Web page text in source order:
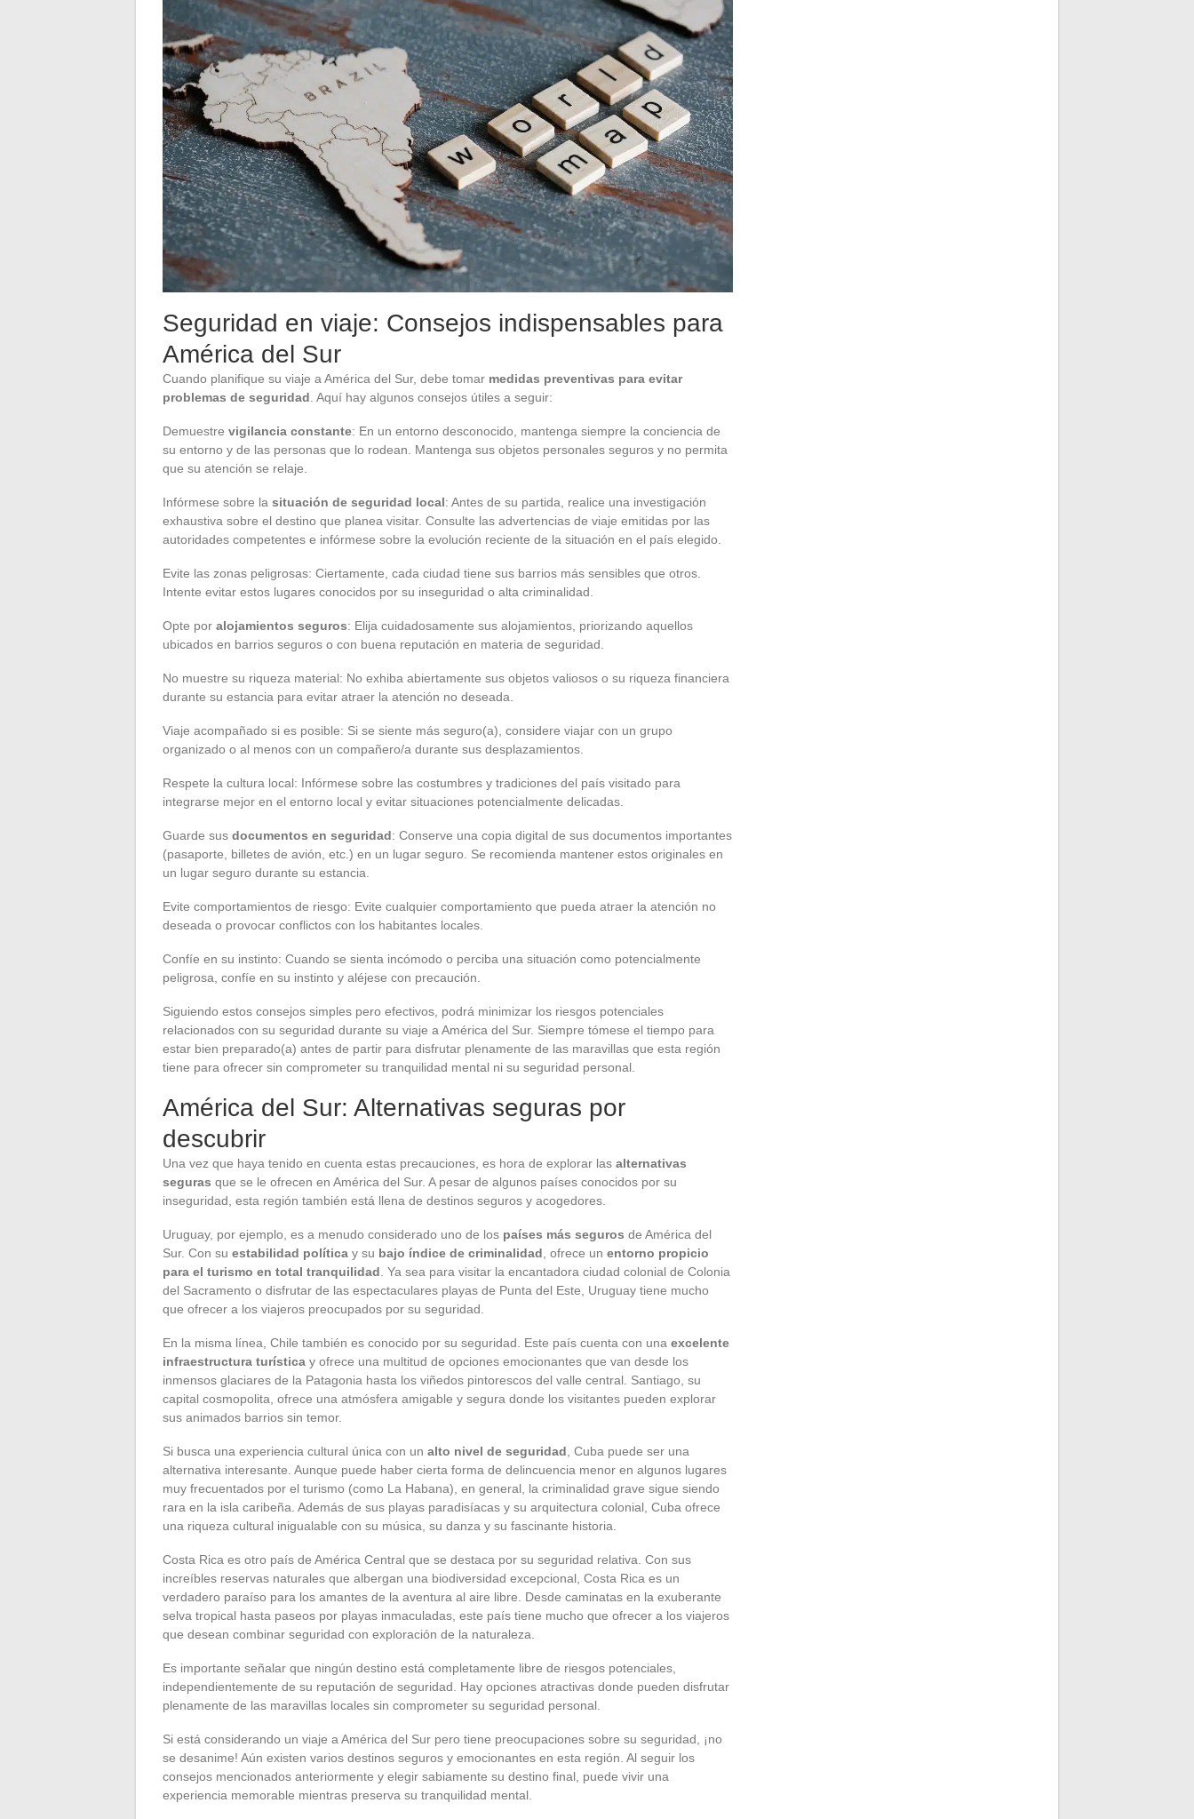
Seguridad en viaje: Consejos indispensables para
América del Sur
Cuando planifique su viaje a América del Sur, debe tomar medidas preventivas para evitar
problemas de seguridad . Aquí hay algunos consejos útiles a seguir:
Demuestre vigilancia constante: En un entorno desconocido, mantenga siempre la conciencia de
su entorno y de las personas que lo rodean. Mantenga sus objetos personales seguros y no permita
que su atención se relaje.
Infórmese sobre la situación de seguridad local: Antes de su partida, realice una investigación
exhaustiva sobre el destino que planea visitar. Consulte las advertencias de viaje emitidas por las
autoridades competentes e infórmese sobre la evolución reciente de la situación en el país elegido.
Evite las zonas peligrosas: Ciertamente, cada ciudad tiene sus barrios más sensibles que otros.
Intente evitar estos lugares conocidos por su inseguridad o alta criminalidad.
Opte por alojamientos seguros: Elija cuidadosamente sus alojamientos, priorizando aquellos
ubicados en barrios seguros o con buena reputación en materia de seguridad.
No muestre su riqueza material: No exhiba abiertamente sus objetos valiosos o su riqueza financiera
durante su estancia para evitar atraer la atención no deseada.
Viaje acompañado si es posible: Si se siente más seguro(a), considere viajar con un grupo
organizado o al menos con un compañero/a durante sus desplazamientos.
Respete la cultura local: Infórmese sobre las costumbres y tradiciones del país visitado para
integrarse mejor en el entorno local y evitar situaciones potencialmente delicadas.
Guarde sus documentos en seguridad: Conserve una copia digital de sus documentos importantes
(pasaporte, billetes de avión, etc.) en un lugar seguro. Se recomienda mantener estos originales en
un lugar seguro durante su estancia.
Evite comportamientos de riesgo: Evite cualquier comportamiento que pueda atraer la atención no
deseada o provocar conflictos con los habitantes locales.
Confíe en su instinto: Cuando se sienta incómodo o perciba una situación como potencialmente
peligrosa, confíe en su instinto y aléjese con precaución.
Siguiendo estos consejos simples pero efectivos, podrá minimizar los riesgos potenciales
relacionados con su seguridad durante su viaje a América del Sur. Siempre tómese el tiempo para
estar bien preparado(a) antes de partir para disfrutar plenamente de las maravillas que esta región
tiene para ofrecer sin comprometer su tranquilidad mental ni su seguridad personal.
América del Sur: Alternativas seguras por
descubrir
Una vez que haya tenido en cuenta estas precauciones, es hora de explorar las alternativas
seguras que se le ofrecen en América del Sur. A pesar de algunos países conocidos por su
inseguridad, esta región también está llena de destinos seguros y acogedores.
Uruguay, por ejemplo, es a menudo considerado uno de los países más seguros de América del
Sur. Con su estabilidad política y su bajo índice de criminalidad , ofrece un entorno propicio
para el turismo en total tranquilidad . Ya sea para visitar la encantadora ciudad colonial de Colonia
del Sacramento o disfrutar de las espectaculares playas de Punta del Este, Uruguay tiene mucho
que ofrecer a los viajeros preocupados por su seguridad.
En la misma línea, Chile también es conocido por su seguridad. Este país cuenta con una excelente
infraestructura turística y ofrece una multitud de opciones emocionantes que van desde los
inmensos glaciares de la Patagonia hasta los viñedos pintorescos del valle central. Santiago, su
capital cosmopolita, ofrece una atmósfera amigable y segura donde los visitantes pueden explorar
sus animados barrios sin temor.
Si busca una experiencia cultural única con un alto nivel de seguridad , Cuba puede ser una
alternativa interesante. Aunque puede haber cierta forma de delincuencia menor en algunos lugares
muy frecuentados por el turismo (como La Habana), en general, la criminalidad grave sigue siendo
rara en la isla caribeña. Además de sus playas paradisíacas y su arquitectura colonial, Cuba ofrece
una riqueza cultural inigualable con su música, su danza y su fascinante historia.
Costa Rica es otro país de América Central que se destaca por su seguridad relativa. Con sus
increíbles reservas naturales que albergan una biodiversidad excepcional, Costa Rica es un
verdadero paraíso para los amantes de la aventura al aire libre. Desde caminatas en la exuberante
selva tropical hasta paseos por playas inmaculadas, este país tiene mucho que ofrecer a los viajeros
que desean combinar seguridad con exploración de la naturaleza.
Es importante señalar que ningún destino está completamente libre de riesgos potenciales,
independientemente de su reputación de seguridad. Hay opciones atractivas donde pueden disfrutar
plenamente de las maravillas locales sin comprometer su seguridad personal.
Si está considerando un viaje a América del Sur pero tiene preocupaciones sobre su seguridad, ¡no
se desanime! Aún existen varios destinos seguros y emocionantes en esta región. Al seguir los
consejos mencionados anteriormente y elegir sabiamente su destino final, puede vivir una
experiencia memorable mientras preserva su tranquilidad mental.